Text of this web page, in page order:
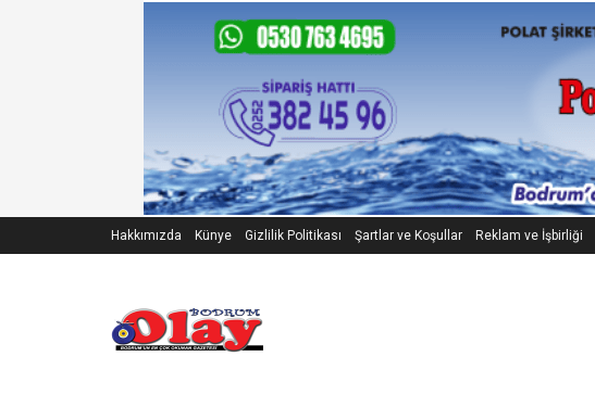
Hakkımızda Künye Gizlilik Politikası Şartlar ve Koşullar Reklam ve İşbirliği